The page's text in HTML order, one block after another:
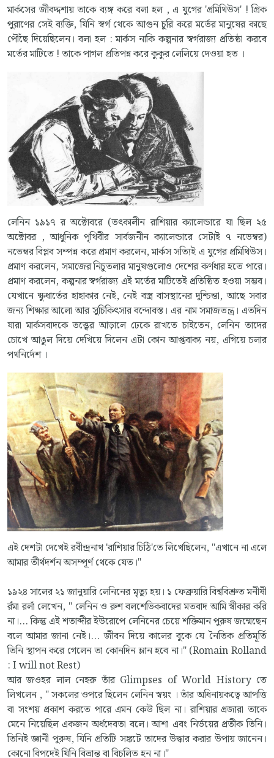
মার্কসের জীবদ্দশায় তাকে ব্যঙ্গ করে বলা হল , এ যুগের 'প্রমিথিউস' ! গ্রিক
পুরাণের সেই ব্যক্তি, যিনি স্বর্গ থেকে আগুন চুরি করে মর্তের মানুষের কাছে
পৌঁছে দিয়েছিলেন। বলা হল : মার্কস নাকি কল্পনার স্বর্গরাজ্য প্রতিষ্ঠা করবে
মর্তের মাটিতে ! তাকে পাগল প্রতিপন্ন করে কুকুর লেলিয়ে দেওয়া হত ।
লেনিন ১৯১৭ র অক্টোবরে (তৎকালীন রাশিয়ার ক্যালেন্ডারে যা ছিল ২৫
অক্টোবর , আধুনিক পৃথিবীর সার্বজনীন ক্যালেন্ডারে সেটাই ৭ নভেম্বর)
নভেম্বর বিপ্লব সম্পন্ন করে প্রমাণ করলেন, মার্কস সত্যিই এ যুগের প্রমিথিউস।
প্রমাণ করলেন, সমাজের নিচুতলার মানুষগুলোও দেশের কর্ণধার হতে পারে।
প্রমাণ করলেন, কল্পনার স্বর্গরাজ্য এই মর্তের মাটিতেই প্রতিষ্ঠিত হওয়া সম্ভব।
যেখানে ক্ষুধার্তের হাহাকার নেই, নেই বস্ত্র বাসস্থানের দুশ্চিন্তা, আছে সবার
জন্য শিক্ষার আলো আর সুচিকিৎসার বন্দোবস্ত। এর নাম সমাজতন্ত্র। এতদিন
যারা মার্কসবাদকে তত্ত্বের আড়ালে ঢেকে রাখতে চাইতেন, লেনিন তাদের
চোখে আঙুল দিয়ে দেখিয়ে দিলেন এটা কোন আপ্তবাক্য নয়, এগিয়ে চলার
পথনির্দেশ ।
এই দেশটা দেখেই রবীন্দ্রনাথ 'রাশিয়ার চিঠি'তে লিখেছিলেন, "এখানে না এলে
আমার তীর্থদর্শন অসম্পূর্ণ থেকে যেত।"
১৯২৪ সালের ২১ জানুয়ারি লেনিনের মৃত্যু হয়। ১ ফেব্রুয়ারি বিশ্ববিশ্রুত মনীষী
রঁমা রলাঁ লেখেন, " লেনিন ও রুশ বলশেভিকবাদের মতবাদ আমি স্বীকার করি
না।... কিন্তু এই শতাব্দীর ইউরোপে লেনিনের চেয়ে শক্তিমান পুরুষ জন্মেছেন
বলে আমার জানা নেই।... জীবন দিয়ে কালের বুকে যে নৈতিক প্রতিমূর্তি
তিনি স্থাপন করে গেলেন তা কোনদিন ম্লান হবে না।" (Romain Rolland
: I will not Rest)
আর জওহর লাল নেহরু তাঁর Glimpses of World History তে
লিখলেন , " সকলের ওপরে ছিলেন লেনিন স্বয়ং । তাঁর অধিনায়কত্বে আপত্তি
বা সংশয় প্রকাশ করতে পারে এমন কেউ ছিল না। রাশিয়ার প্রজারা তাকে
মেনে নিয়েছিল একজন অর্ধদেবতা বলে। আশা এবং নির্ভয়ের প্রতীক তিনি।
তিনিই জ্ঞানী পুরুষ, যিনি প্রতিটি সঙ্কটে তাদের উদ্ধার করার উপায় জানেন।
কোনো বিপদেই যিনি বিভ্রান্ত বা বিচলিত হন না।"